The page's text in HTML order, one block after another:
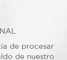
de procesar
de nuestro